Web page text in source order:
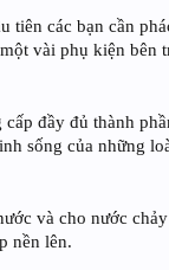
tiên các bạn cần
vài phụ kiện bên
đầy đủ thành
sống của những
và cho nước
nền lên.